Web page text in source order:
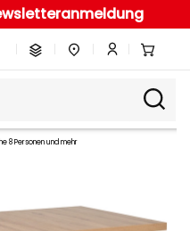
8 Personen und mehr